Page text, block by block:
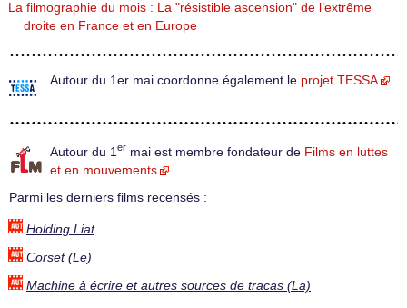
La filmographie du mois : La "résistible ascension" de l’extrême
droite en France et en Europe
Autour du 1er mai coordonne également le projet TESSA
Autour du 1 er mai est membre fondateur de Films en luttes
et en mouvements
Parmi les derniers films recensés :
Holding Liat
Corset (Le)
Machine à écrire et autres sources de tracas (La)